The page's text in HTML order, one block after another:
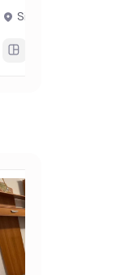
Sibiu, Doamna